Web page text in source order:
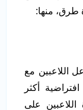
طرق، منها:
اللاعبين مع
أكثر
اللاعبين على